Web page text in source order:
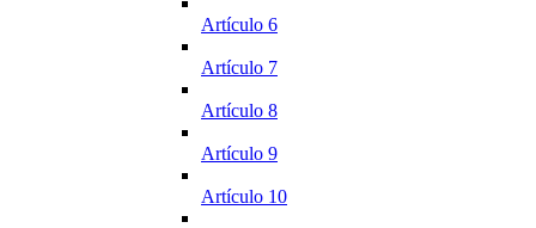
Artículo 6
Artículo 7
Artículo 8
Artículo 9
Artículo 10